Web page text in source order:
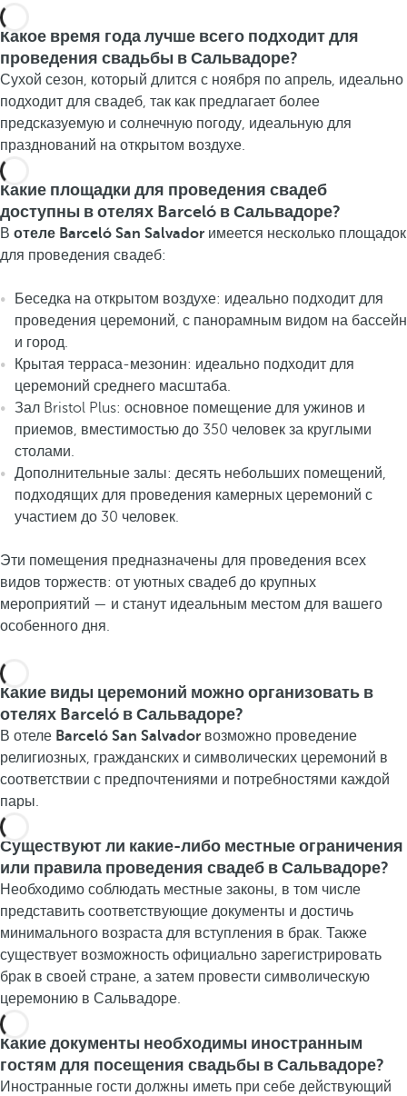
Какое время года лучше всего подходит для
проведения свадьбы в Сальвадоре?
Сухой сезон, который длится с ноября по апрель, идеально
подходит для свадеб, так как предлагает более
предсказуемую и солнечную погоду, идеальную для
празднований на открытом воздухе.
Какие площадки для проведения свадеб
доступны в отелях Barceló в Сальвадоре?
В отеле Barceló San Salvador имеется несколько площадок
для проведения свадеб:
Беседка на открытом воздухе: идеально подходит для
проведения церемоний, с панорамным видом на бассейн
и город.
Крытая терраса-мезонин: идеально подходит для
церемоний среднего масштаба.
Зал Bristol Plus: основное помещение для ужинов и
приемов, вместимостью до 350 человек за круглыми
столами.
Дополнительные залы: десять небольших помещений,
подходящих для проведения камерных церемоний с
участием до 30 человек.
Эти помещения предназначены для проведения всех
видов торжеств: от уютных свадеб до крупных
мероприятий — и станут идеальным местом для вашего
особенного дня.
Какие виды церемоний можно организовать в
отелях Barceló в Сальвадоре?
В отеле Barceló San Salvador возможно проведение
религиозных, гражданских и символических церемоний в
соответствии с предпочтениями и потребностями каждой
пары.
Существуют ли какие-либо местные ограничения
или правила проведения свадеб в Сальвадоре?
Необходимо соблюдать местные законы, в том числе
представить соответствующие документы и достичь
минимального возраста для вступления в брак. Также
существует возможность официально зарегистрировать
брак в своей стране, а затем провести символическую
церемонию в Сальвадоре.
Какие документы необходимы иностранным
гостям для посещения свадьбы в Сальвадоре?
Иностранные гости должны иметь при себе действующий